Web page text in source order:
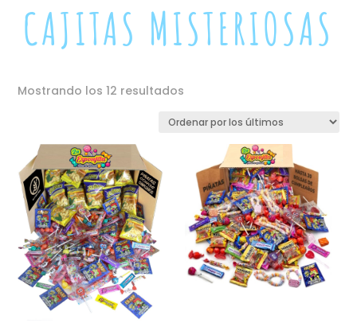
CAJITAS MISTERIOSAS
Mostrando los 12 resultados
los